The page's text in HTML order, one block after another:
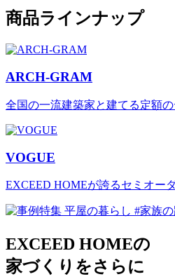
商品ラインナップ
ARCH-GRAM
全国の一流建築家と建てる定額
VOGUE
EXCEED HOMEが誇るセミオー
EXCEED HOMEの
家づくりをさらに